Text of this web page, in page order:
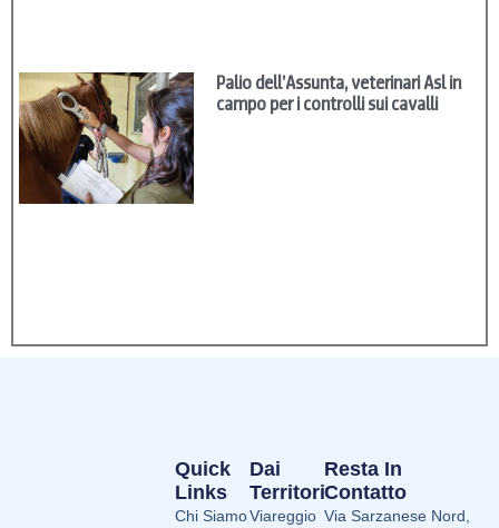
Palio dell’Assunta, veterinari Asl in
campo per i controlli sui cavalli
Dai
Territori
Viareggio
Quick
Links
Chi Siamo
Resta In
Contatto
Via Sarzanese Nord,